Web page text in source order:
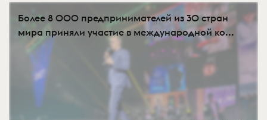
Более 8 000 предпринимателей из 30 стран
мира приняли участие в международной ко...